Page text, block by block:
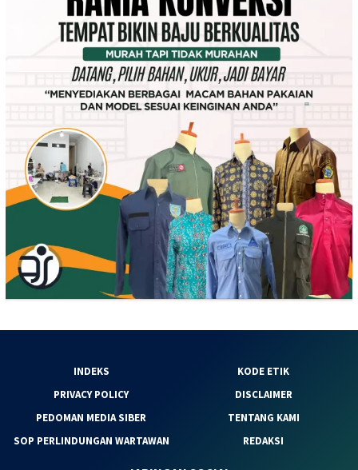
INDEKS
KODE ETIK
PRIVACY POLICY
DISCLAIMER
PEDOMAN MEDIA SIBER
TENTANG KAMI
SOP PERLINDUNGAN WARTAWAN
REDAKSI